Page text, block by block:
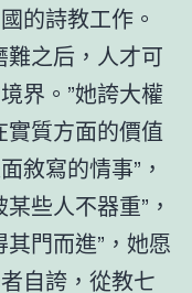
的詩教工作。
難之后，人才可
界。”她誇大權
實質方面的價值
敘寫的情事”，
些人不器重”，
門而進”，她愿
自誇，從教七